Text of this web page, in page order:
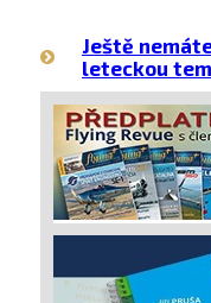
Ještě
leteckou